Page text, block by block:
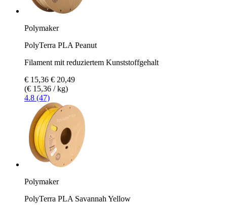
Polymaker
PolyTerra PLA Peanut
Filament mit reduziertem Kunststoffgehalt
€ 15,36 € 20,49
(€ 15,36 / kg)
4.8 (47)
Polymaker
PolyTerra PLA Savannah Yellow